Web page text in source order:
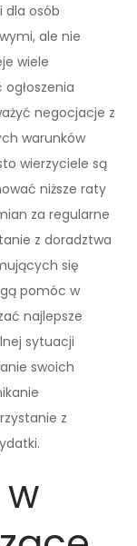
dla osób
ale nie
wiele
negocjacje z
warunków
wierzyciele są
niższe raty
za regularne
z doradztwa
się
pomóc w
najlepsze
sytuacji
swoich
z